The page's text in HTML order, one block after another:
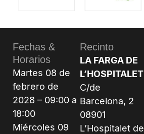
Fechas &
Horarios
Martes 08 de
febrero de
2028 – 09:00 a
18:00
Miércoles 09
Recinto
LA FARGA DE
L’HOSPITALET
C/de
Barcelona, 2
08901
L’Hospitalet de